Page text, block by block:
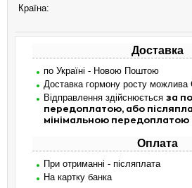
Країна:
Доставка
по Україні - Новою Поштою
Доставка гормону росту можлива
Відправлення здійснюється за
передоплатою, або
мінімальною передоплатою
Оплата
При отриманні - післяплата
На картку банка